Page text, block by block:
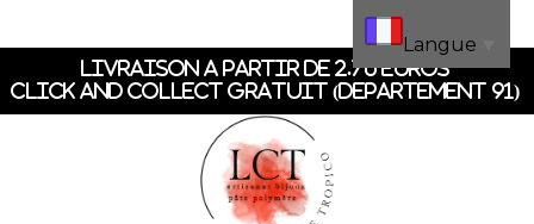
LIVRAISON A PARTIR DE 2.70 EUROS
CLICK AND COLLECT GRATUIT (dEpartement 91)
Langue